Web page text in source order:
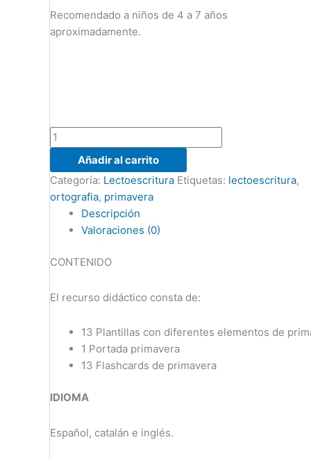
Recomendado a niños de 4 a 7 años
aproximadamente.
Añadir al carrito
Categoría: Lectoescritura Etiquetas: lectoescritura,
ortografia, primavera
Descripción
Valoraciones (0)
CONTENIDO
El recurso didáctico consta de:
13 Plantillas con diferentes elementos de
1 Portada primavera
13 Flashcards de primavera
IDIOMA
Español, catalán e inglés.